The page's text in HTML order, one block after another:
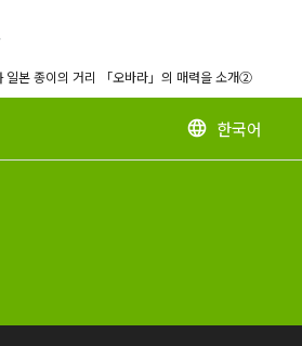
일본 종이의 거리 「오바라」의 매력을 소개②
language 한국어